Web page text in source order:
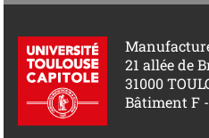
21 allée de
31000
Bâtiment F